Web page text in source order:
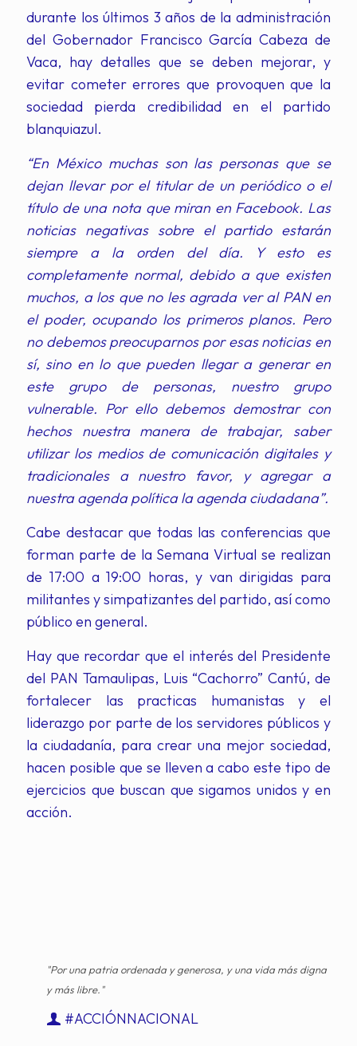
durante los últimos 3 años de la administración
del Gobernador Francisco García Cabeza de
Vaca, hay detalles que se deben mejorar, y
evitar cometer errores que provoquen que la
sociedad pierda credibilidad en el partido
blanquiazul.
“En México muchas son las personas que se
dejan llevar por el titular de un periódico o el
título de una nota que miran en Facebook. Las
noticias negativas sobre el partido estarán
siempre a la orden del día. Y esto es
completamente normal, debido a que existen
muchos, a los que no les agrada ver al PAN en
el poder, ocupando los primeros planos. Pero
no debemos preocuparnos por esas noticias en
sí, sino en lo que pueden llegar a generar en
este grupo de personas, nuestro grupo
vulnerable. Por ello debemos demostrar con
hechos nuestra manera de trabajar, saber
utilizar los medios de comunicación digitales y
tradicionales a nuestro favor, y agregar a
nuestra agenda política la agenda ciudadana”.
Cabe destacar que todas las conferencias que
forman parte de la Semana Virtual se realizan
de 17:00 a 19:00 horas, y van dirigidas para
militantes y simpatizantes del partido, así como
público en general.
Hay que recordar que el interés del Presidente
del PAN Tamaulipas, Luis “Cachorro” Cantú, de
fortalecer las practicas humanistas y el
liderazgo por parte de los servidores públicos y
la ciudadanía, para crear una mejor sociedad,
hacen posible que se lleven a cabo este tipo de
ejercicios que buscan que sigamos unidos y en
acción.
"Por una patria ordenada y generosa, y una vida más digna
y más libre."
#ACCIÓNNACIONAL